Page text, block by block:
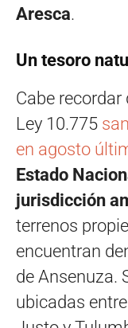
Aresca.
Un tesoro
Cabe recordar
Ley 10.775
en agosto
Estado
jurisdicción
terrenos
encuentran
de Ansenuza.
ubicadas